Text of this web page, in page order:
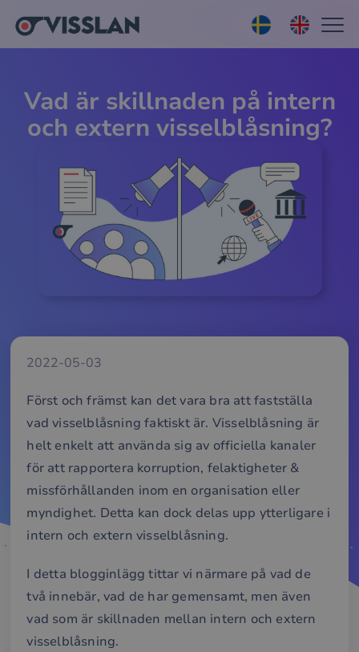
Vad är skillnaden på intern
och extern visselblåsning?
2022-05-03
Först och främst kan det vara bra att fastställa
vad visselblåsning faktiskt är. Visselblåsning är
helt enkelt att använda sig av officiella kanaler
för att rapportera korruption, felaktigheter &
missförhållanden inom en organisation eller
myndighet. Detta kan dock delas upp ytterligare i
intern och extern visselblåsning.
I detta blogginlägg tittar vi närmare på vad de
två innebär, vad de har gemensamt, men även
vad som är skillnaden mellan intern och extern
visselblåsning.